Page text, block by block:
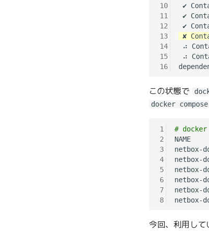
10
11
12
13
14
15
16
✔
✔
✔
✘
⠴
⠴
この状態で
docker
1
2
3
4
5
6
7
8
# docker
NAME
netbox-
netbox-
netbox-
今回、利用して